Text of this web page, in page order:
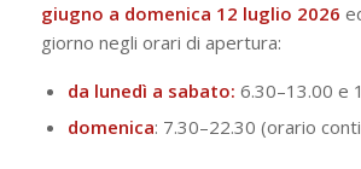
giugno a domenica 12 luglio 2026
giorno negli orari di apertura:
da lunedì a sabato: 6.30–13.00 e
domenica: 7.30–22.30 (orario